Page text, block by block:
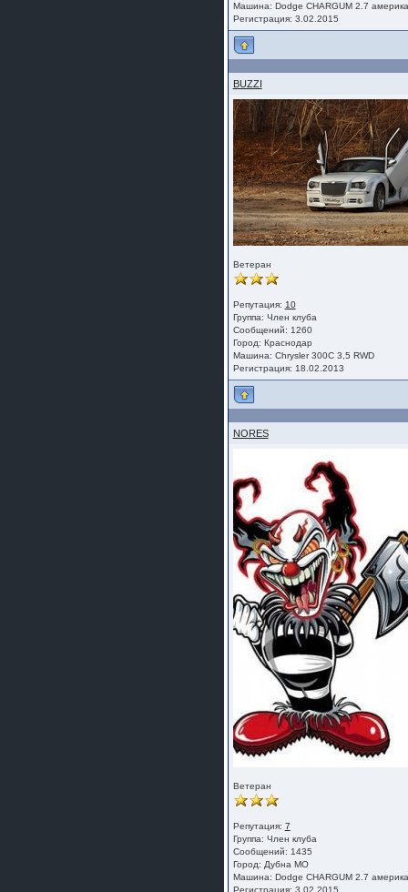
Машина: Dodge CHARGUM 2.7 америка
Регистрация: 3.02.2015
BUZZI
Ветеран
Репутация: 10
Группа: Член клуба
Сообщений: 1260
Город: Краснодар
Машина: Chrysler 300C 3,5 RWD
Регистрация: 18.02.2013
NORES
Ветеран
Репутация: 7
Группа: Член клуба
Сообщений: 1435
Город: Дубна МО
Машина: Dodge CHARGUM 2.7 америка
Регистрация: 3.02.2015